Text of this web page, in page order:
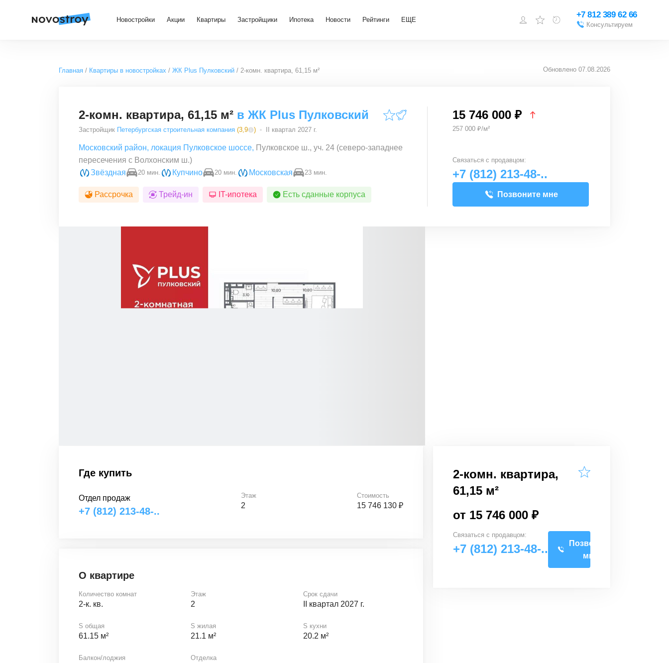
Новостройки Акции Квартиры Застройщики Ипотека Новости Рейтинги ЕЩЕ
Добавить объект
+7 812 389 62 66
Консультируем
Главная Квартиры в новостройках ЖК Plus Пулковский 2-комн. квартира, 61,15 м² Обновлено 07.08.2026
2-комн. квартира, 61,15 м² в ЖК Plus Пулковский
Застройщик Петербургская строительная компания (3,9 ) II квартал 2027 г.
Московский район, локация Пулковское шоссе, Пулковское ш., уч. 24 (северо-западнее
пересечения с Волхонским ш.)
Звёздная
20 мин. Купчино 20 мин. Московская 23 мин.
Рассрочка Трейд-ин IT-ипотека Есть сданные корпуса
15 746 000 ₽
257 000 ₽/м²
Связаться с продавцом:
+7 (812) 213-48-..
Позвоните мне
Где купить
Отдел продаж
+7 (812) 213-48-..
Этаж
2
Стоимость
15 746 130 ₽
О квартире
Количество комнат
2-к. кв.
Этаж
2
Срок сдачи
II квартал 2027 г.
S общая
61.15 м²
S жилая
21.1 м²
S кухни
20.2 м²
Балкон/лоджия Отделка
2-комн. квартира,
61,15 м²
от 15 746 000 ₽
Связаться с продавцом:
+7 (812) 213-48-..
Позвоните
мне